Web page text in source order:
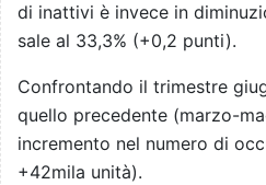
di inattivi è invece in
sale al 33,3% (+0,2 punti).
Confrontando il trimestre
quello precedente (marzo-
incremento nel numero di
+42mila unità).